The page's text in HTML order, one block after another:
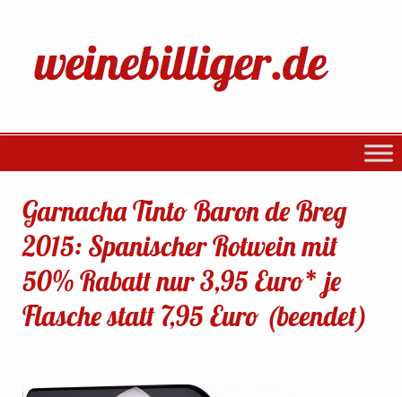
Garnacha Tinto Baron de Breg
2015: Spanischer Rotwein mit
50% Rabatt nur 3,95 Euro* je
Flasche statt 7,95 Euro (beendet)